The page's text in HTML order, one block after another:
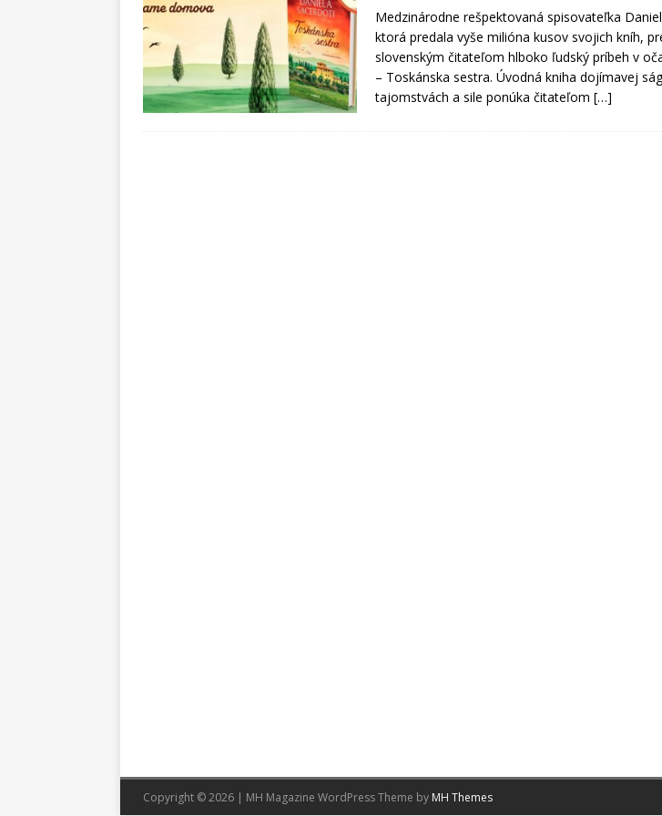
Medzinárodne rešpektovaná spisovateľka
ktorá predala vyše milióna kusov svojich kníh,
slovenským čitateľom hlboko ľudský príbeh v
– Toskánska sestra. Úvodná kniha dojímavej
tajomstvách a sile ponúka čitateľom […]
Copyright © 2026 | MH Magazine WordPress Theme by MH Themes